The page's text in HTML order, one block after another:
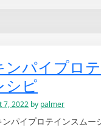
ンパイプロ
シピ
7, 2022 by palmer
パイプロテインスムー